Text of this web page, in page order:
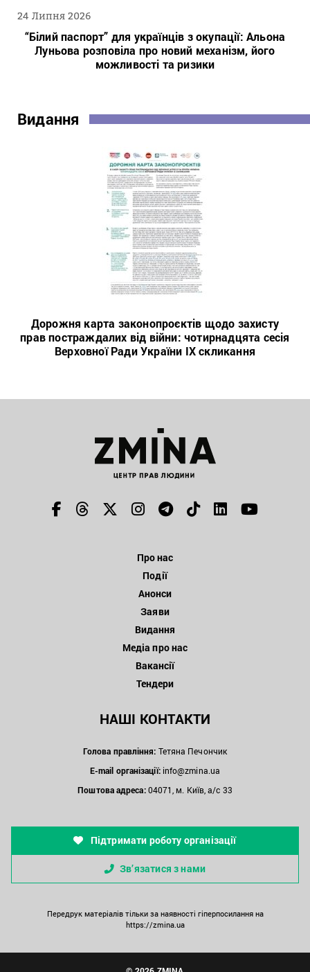
24 Липня 2026
“Білий паспорт” для українців з окупації: Альона
Луньова розповіла про новий механізм, його
можливості та ризики
Видання
Дорожня карта законопроєктів щодо захисту
прав постраждалих від війни: чотирнадцята сесія
Верховної Ради України IX скликання
Про нас
Події
Анонси
Заяви
Видання
Медіа про нас
Вакансії
Тендери
НАШІ КОНТАКТИ
Голова правління: Тетяна Печончик
E-mail організації: info@zmina.ua
Поштова адреса:04071, м. Київ, а/с 33
Підтримати роботу організації
Зв’язатися з нами
Передрук матеріалів тільки за наявності гіперпосилання на
https://zmina.ua